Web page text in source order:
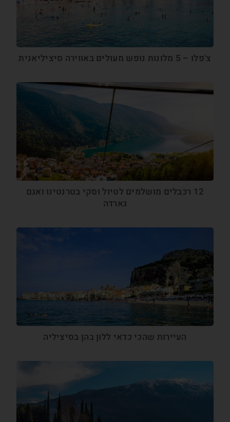
צ'פלו – 5 מלונות נופש מעולים באווירה סיציליאנית
12 רכבלים מושלמים לטיול וסקי בטרנטינו ואגם
גארדה
העיירות שהכי כדאי ללון בהן בסיציליה